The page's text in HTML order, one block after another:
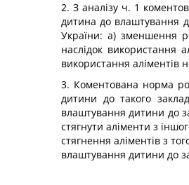
2. З аналізу ч. 1
дитина до влаштування
України: а) зменшення
наслідок
використання аліментів
3. Коментована норма
дитини до такого
влаштування дитини до
стягнути аліменти з
стягнення аліментів з
влаштування дитини до